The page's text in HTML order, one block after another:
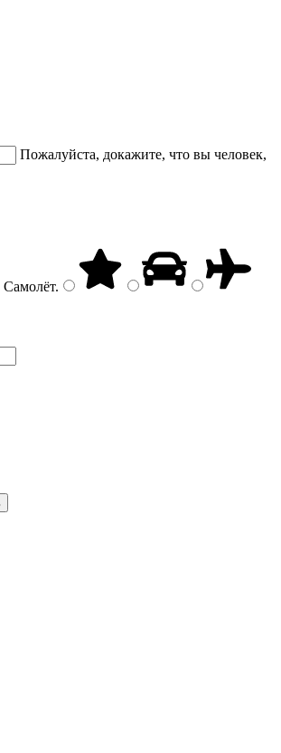
Пожалуйста, докажите, что вы человек,
Самолёт.